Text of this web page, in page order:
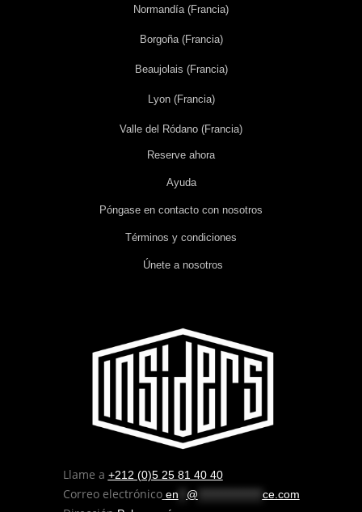
Llame a +212 (0)5 25 81 40 40
Correo electrónico en @ ce.com
Reserve ahora
Ayuda
Póngase en contacto con nosotros
Términos y condiciones
Únete a nosotros
Normandía (Francia)
Borgoña (Francia)
Beaujolais (Francia)
Lyon (Francia)
Valle del Ródano (Francia)